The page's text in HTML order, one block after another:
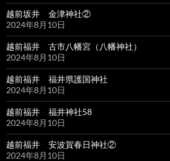
越前坂井 金津神社②
2024年8月10日
越前福井 古市八幡宮（八幡神社）
2024年8月10日
越前福井 福井県護国神社
2024年8月10日
越前福井 福井神社58
2024年8月10日
越前福井 安波賀春日神社②
2024年8月10日